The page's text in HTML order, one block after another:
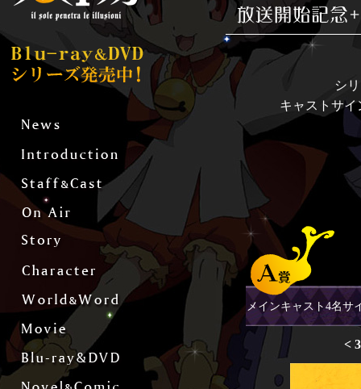
シ
キャストサ
メインキャスト4名サ
<